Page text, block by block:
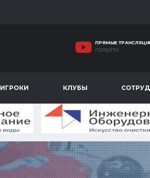
ПРЯМЫЕ
ПЕРЕЙТИ
ИГРОКИ КЛУБЫ